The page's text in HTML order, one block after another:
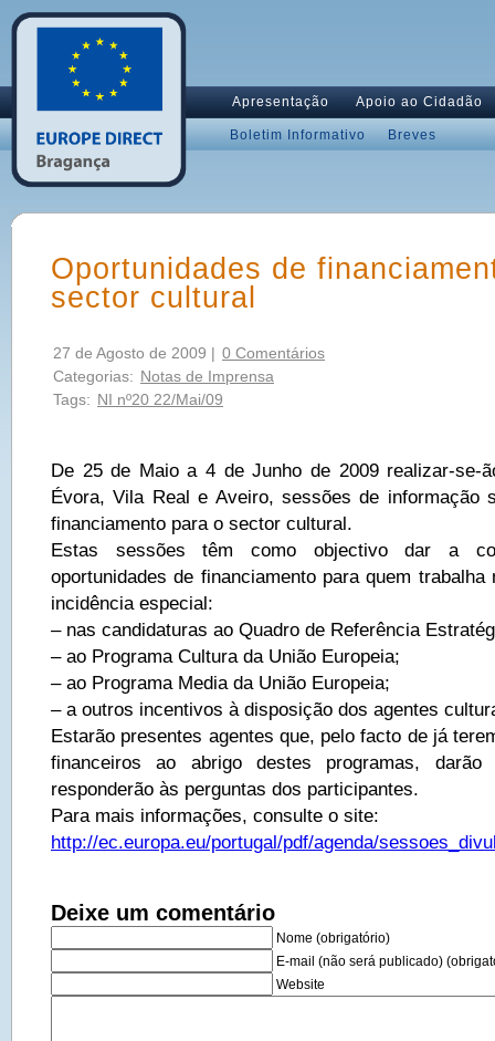
Apresentação Apoio ao Cidadão
Boletim Informativo Breves
Oportunidades de
sector cultural
27 de Agosto de 2009 | 0 Comentários
Categorias: Notas de Imprensa
Tags: NI nº20 22/Mai/09
De 25 de Maio a 4 de Junho de 2009 realizar-se-
Évora, Vila Real e Aveiro, sessões de informação
financiamento para o sector cultural.
Estas sessões têm como objectivo dar a
oportunidades de financiamento para quem
incidência especial:
– nas candidaturas ao Quadro de Referência
– ao Programa Cultura da União Europeia;
– ao Programa Media da União Europeia;
– a outros incentivos à disposição dos agentes
Estarão presentes agentes que, pelo facto de já
financeiros ao abrigo destes programas,
responderão às perguntas dos participantes.
Para mais informações, consulte o site:
http://ec.europa.eu/portugal/pdf/agenda/
Deixe um comentário
Nome (obrigatório)
E-mail (não será publicado)
Website